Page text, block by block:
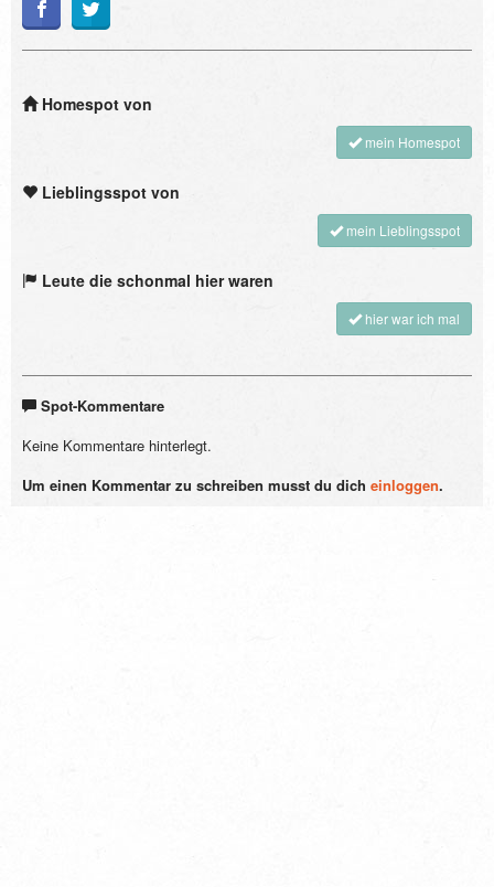
Homespot von
mein Homespot
Lieblingsspot von
mein Lieblingsspot
Leute die schonmal hier waren
hier war ich mal
Spot-Kommentare
Keine Kommentare hinterlegt.
Um einen Kommentar zu schreiben musst du dich einloggen.